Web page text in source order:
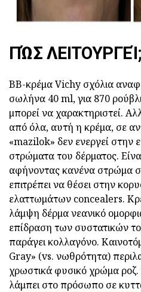
ΠΏΣ ΛΕΙΤΟΥΡΓΕΊ;
BB-κρέμα Vichy σχόλια
σωλήνα 40 ml, για 870
μπορεί να χαρακτηριστεί.
από όλα, αυτή η κρέμα, σε
«mazilok» δεν ενεργεί στην
στρώματα του δέρματος.
αφήνοντας κανένα στρώμα
επιτρέπει να θέσει στην
ελαττωμάτων concealers.
λάμψη δέρμα νεανικό
επίδραση των συστατικών
παράγει κολλαγόνο.
Gray» (vs. νωθρότητα)
χρωστικά φυσικό χρώμα
λάμπει στο πρόσωπο σε